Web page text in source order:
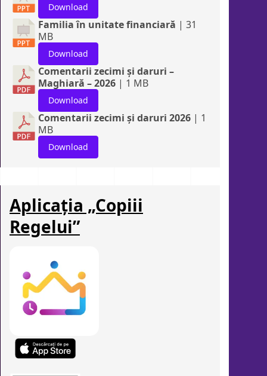
Download
Familia în unitate financiară | 31
MB
Download
Comentarii zecimi și daruri –
Maghiară – 2026 | 1 MB
Download
Comentarii zecimi și daruri 2026 | 1
MB
Download
Aplicația „Copiii
Regelui”